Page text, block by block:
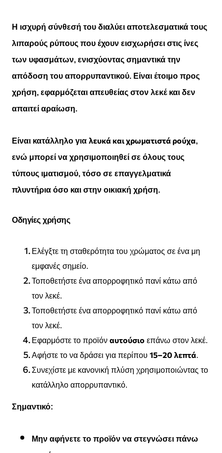
Η ισχυρή σύνθεσή του διαλύει αποτελεσματικά τους
λιπαρούς ρύπους που έχουν εισχωρήσει στις ίνες
των υφασμάτων, ενισχύοντας σημαντικά την
απόδοση του απορρυπαντικού. Είναι έτοιμο προς
χρήση, εφαρμόζεται απευθείας στον λεκέ και δεν
απαιτεί αραίωση.
Είναι κατάλληλο για λευκά και χρωματιστά ρούχα,
ενώ μπορεί να χρησιμοποιηθεί σε όλους τους
τύπους ιματισμού, τόσο σε επαγγελματικά
πλυντήρια όσο και στην οικιακή χρήση.
Οδηγίες χρήσης
Ελέγξτε τη σταθερότητα του χρώματος σε ένα μη
εμφανές σημείο.
Τοποθετήστε ένα απορροφητικό πανί κάτω από
τον λεκέ.
Τοποθετήστε ένα απορροφητικό πανί κάτω από
τον λεκέ.
Εφαρμόστε το προϊόν αυτούσιο επάνω στον λεκέ.
Αφήστε το να δράσει για περίπου 15–20 λεπτά.
Συνεχίστε με κανονική πλύση χρησιμοποιώντας το
κατάλληλο απορρυπαντικό.
Σημαντικό:
Μην αφήνετε το προϊόν να στεγνώσει πάνω